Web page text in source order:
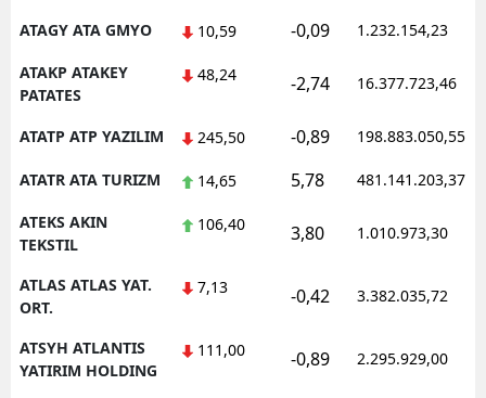
ATAGY ATA GMYO 10,59 -0,09 1.232.154,23
ATAKP ATAKEY
PATATES
48,24 -2,74 16.377.723,46
ATATP ATP YAZILIM 245,50 -0,89 198.883.050,55
ATATR ATA TURIZM 14,65 5,78 481.141.203,37
ATEKS AKIN
TEKSTIL
106,40 3,80 1.010.973,30
ATLAS ATLAS YAT.
ORT.
7,13 -0,42 3.382.035,72
ATSYH ATLANTIS
YATIRIM HOLDING
111,00 -0,89 2.295.929,00